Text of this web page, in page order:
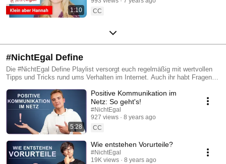
1:10
CC
#NichtEgal Define
Die #NichtEgal Define Playlist versorgt euch regelmäßig mit wertvollen
Tipps und Tricks rund ums Verhalten im Internet. Auch ihr habt Fragen
Fragen in die Kommentare!
5:28
Positive Kommunikation im
Netz: So geht's!
#NichtEgal
927 views
8 years ago
CC
Wie entstehen Vorurteile?
#NichtEgal
19K views
8 years ago